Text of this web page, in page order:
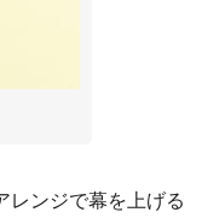
ンジで幕を上げる